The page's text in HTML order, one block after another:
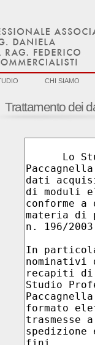
CHI SIAMO
Trattamento dei